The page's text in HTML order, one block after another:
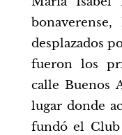
desplazados
fueron los
calle Buenos
lugar donde
fundó el Club